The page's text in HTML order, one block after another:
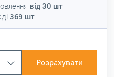
від 30 шт
369 шт
Розрахувати